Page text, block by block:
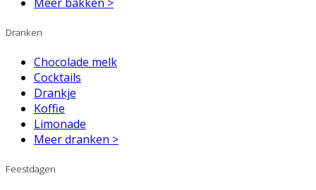
Dranken
Chocolade melk
Cocktails
Drankje
Koffie
Limonade
Meer dranken >
Feestdagen